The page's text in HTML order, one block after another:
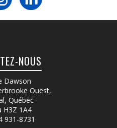
NOUS
Dawson
Ouest,
Québec
H3Z 1A4
931-8731